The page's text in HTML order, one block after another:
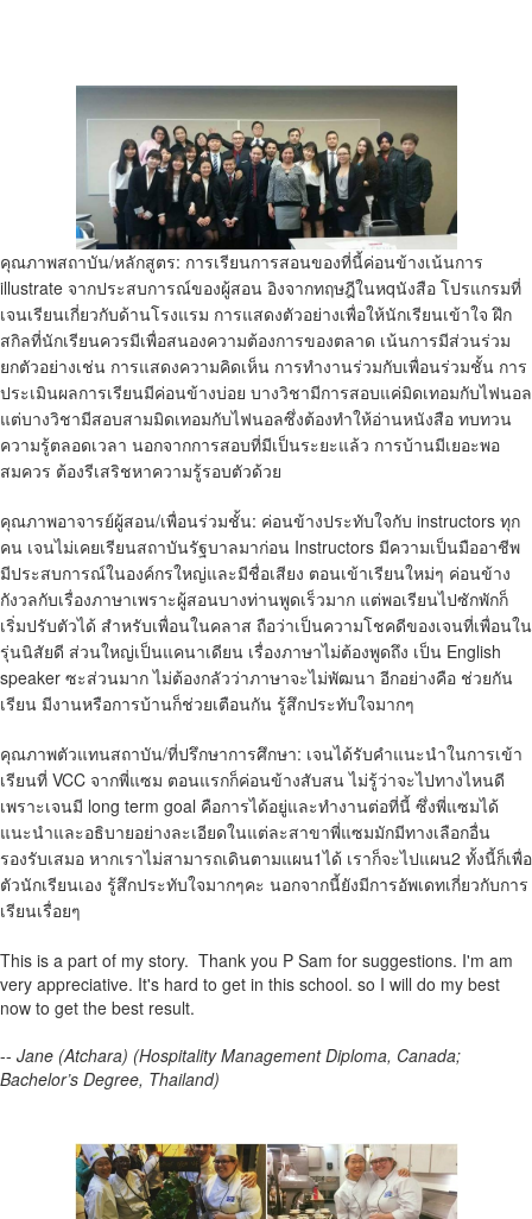
คุณภาพสถาบัน/หลักสูตร: การเรียนการสอนของที่นี้ค่อนข้างเน้นการ
illustrate จากประสบการณ์ของผู้สอน อิงจากทฤษฎีในหqนังสือ โปรแกรมที่
เจนเรียนเกี่ยวกับด้านโรงแรม การแสดงตัวอย่างเพื่อให้นักเรียนเข้าใจ ฝึก
สกิลที่นักเรียนควรมีเพื่อสนองความต้องการของตลาด เน้นการมีส่วนร่วม
ยกตัวอย่างเช่น การแสดงความคิดเห็น การทำงานร่วมกับเพื่อนร่วมชั้น การ
ประเมินผลการเรียนมีค่อนข้างบ่อย บางวิชามีการสอบแค่มิดเทอมกับไฟนอล
แต่บางวิชามีสอบสามมิดเทอมกับไฟนอลซึ่งต้องทำให้อ่านหนังสือ ทบทวน
ความรู้ตลอดเวลา นอกจากการสอบที่มีเป็นระยะแล้ว การบ้านมีเยอะพอ
สมควร ต้องรีเสริชหาความรู้รอบตัวด้วย
คุณภาพอาจารย์ผู้สอน/เพื่อนร่วมชั้น: ค่อนข้างประทับใจกับ instructors ทุก
คน เจนไม่เคยเรียนสถาบันรัฐบาลมาก่อน Instructors มีความเป็นมืออาชีพ
มีประสบการณ์ในองค์กรใหญ่และมีชื่อเสียง ตอนเข้าเรียนใหม่ๆ ค่อนข้าง
กังวลกับเรื่องภาษาเพราะผู้สอนบางท่านพูดเร็วมาก แต่พอเรียนไปซักพักก็
เริ่มปรับตัวได้ สำหรับเพื่อนในคลาส ถือว่าเป็นความโชคดีของเจนที่เพื่อนใน
รุ่นนิสัยดี ส่วนใหญ่เป็นแคนาเดียน เรื่องภาษาไม่ต้องพูดถึง เป็น English
speaker ซะส่วนมาก ไม่ต้องกลัวว่าภาษาจะไม่พัฒนา อีกอย่างคือ ช่วยกัน
เรียน มีงานหรือการบ้านก็ช่วยเตือนกัน รู้สึกประทับใจมากๆ
คุณภาพตัวแทนสถาบัน/ที่ปรึกษาการศึกษา: เจนได้รับคำแนะนำในการเข้า
เรียนที่ VCC จากพี่แซม ตอนแรกก็ค่อนข้างสับสน ไม่รู้ว่าจะไปทางไหนดี
เพราะเจนมี long term goal คือการได้อยู่และทำงานต่อที่นี้ ซึ่งพี่แซมได้
แนะนำและอธิบายอย่างละเอียดในแต่ละสาขาพี่แซมมักมีทางเลือกอื่น
รองรับเสมอ หากเราไม่สามารถเดินตามแผน1ได้ เราก็จะไปแผน2 ทั้งนี้ก็เพื่อ
ตัวนักเรียนเอง รู้สึกประทับใจมากๆคะ นอกจากนี้ยังมีการอัพเดทเกี่ยวกับการ
เรียนเรื่อยๆ
This is a part of my story. Thank you P Sam for suggestions. I'm am
very appreciative. It's hard to get in this school. so I will do my best
now to get the best result.
-- Jane (Atchara) (Hospitality Management Diploma, Canada;
Bachelor’s Degree, Thailand)